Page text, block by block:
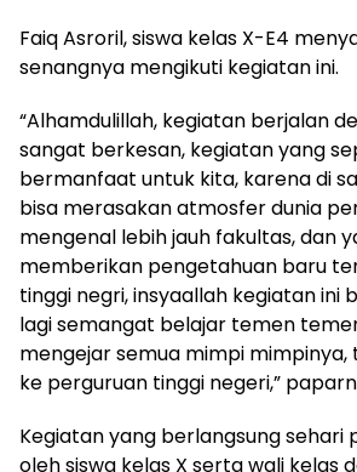
Faiq Asroril, siswa kelas X-E4
senangnya mengikuti kegiatan ini.
“Alhamdulillah, kegiatan berjalan
sangat berkesan, kegiatan yang
bermanfaat untuk kita, karena di
bisa merasakan atmosfer dunia
mengenal lebih jauh fakultas, dan
memberikan pengetahuan baru
tinggi negri, insyaallah kegiatan ini
lagi semangat belajar temen
mengejar semua mimpi mimpinya,
ke perguruan tinggi negeri,”
Kegiatan yang berlangsung sehari
oleh siswa kelas X serta wali kelas